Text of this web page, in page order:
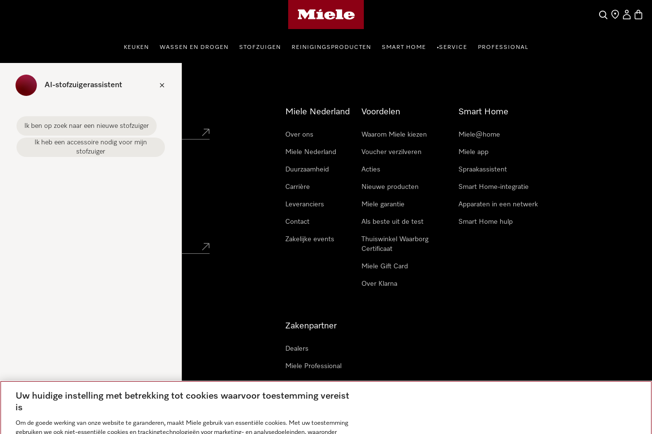
Wat zoek je?
Dealer zoeken
Mijn
KEUKEN WASSEN EN DROGEN STOFZUIGEN REINIGINGSPRODUCTEN SMART HOME •SERVICE PROFESSIONAL
AI-stofzuigerassistent
Ik ben op zoek naar een nieuwe stofzuiger
Ik heb een accessoire nodig voor mijn
stofzuiger
Miele Nederland
Over ons
Miele Nederland
Duurzaamheid
Carrière
Leveranciers
Contact
Zakelijke events
Voordelen
Waarom Miele kiezen
Voucher verzilveren
Acties
Nieuwe producten
Miele garantie
Als beste uit de test
Thuiswinkel Waarborg
Certificaat
Miele Gift Card
Over Klarna
Smart Home
Miele@home
Miele app
Spraakassistent
Smart Home-integratie
Apparaten in een netwerk
Smart Home hulp
Zakenpartner
Dealers
Miele Professional
Miele in projecten
Miele Marine
Uw huidige instelling met betrekking tot cookies waarvoor toestemming vereist
is
Om de goede werking van onze website te garanderen, maakt Miele gebruik van essentiële cookies. Met uw toestemming
gebruiken we ook niet-essentiële cookies en trackingtechnologieën voor marketing- en analysedoeleinden, waaronder